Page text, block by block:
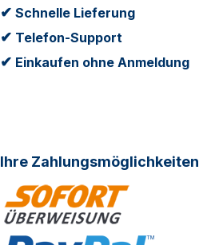
✔ Schnelle Lieferung
✔ Telefon-Support
✔ Einkaufen ohne Anmeldung
Ihre Zahlungsmöglichkeiten